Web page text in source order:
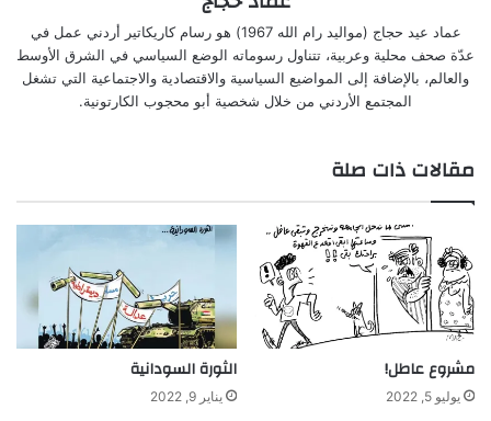
عماد عيد حجاج (مواليد رام الله 1967) هو رسام كاريكاتير أردني عمل في
عدّة صحف محلية وعربية، تتناول رسوماته الوضع السياسي في الشرق الأوسط
والعالم، بالإضافة إلى المواضيع السياسية والاقتصادية والاجتماعية التي تشغل
المجتمع الأردني من خلال شخصية أبو محجوب الكارتونية.
مقالات ذات صلة
مشروع عاطل!
يوليو 5, 2022
الثورة السودانية
يناير 9, 2022